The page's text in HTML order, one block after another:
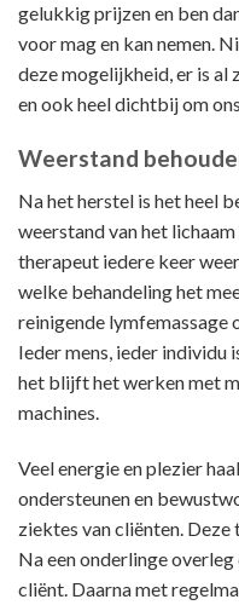
gelukkig prijzen en ben
voor mag en kan nemen.
deze mogelijkheid, er is al
en ook heel dichtbij om
Weerstand
Na het herstel is het heel
weerstand van het
therapeut iedere keer
welke behandeling het
reinigende lymfemassage
Ieder mens, ieder individu
het blijft het werken met
machines.
Veel energie en plezier
ondersteunen en
ziektes van cliënten. Deze
Na een onderlinge
cliënt. Daarna met